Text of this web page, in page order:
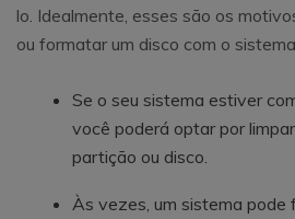
lo. Idealmente, esses são os
ou formatar um disco com o
Se o seu sistema estiver
você poderá optar por
partição ou disco.
Às vezes, um sistema pode